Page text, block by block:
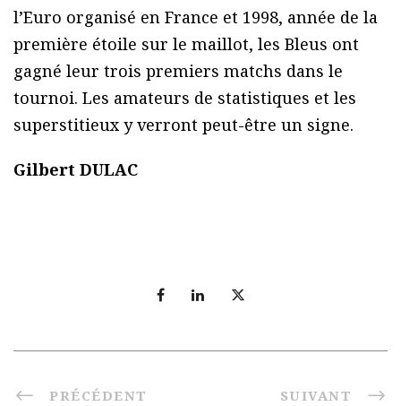
l’Euro organisé en France et 1998, année de la
première étoile sur le maillot, les Bleus ont
gagné leur trois premiers matchs dans le
tournoi. Les amateurs de statistiques et les
superstitieux y verront peut-être un signe.
Gilbert DULAC
PRÉCÉDENT SUIVANT